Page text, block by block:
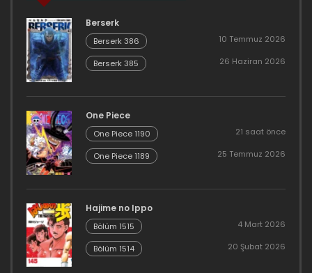
Berserk
Berserk 386 10 Temmuz 2026
Berserk 385 26 Haziran 2026
One Piece
One Piece 1190 21 saat önce
One Piece 1189 25 Temmuz 2026
Hajime no Ippo
Bölüm 1515 4 Mart 2026
Bölüm 1514 20 Şubat 2026